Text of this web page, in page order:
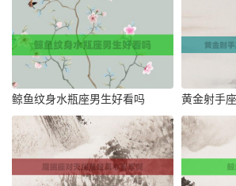
鲸鱼纹身水瓶座男生好看吗